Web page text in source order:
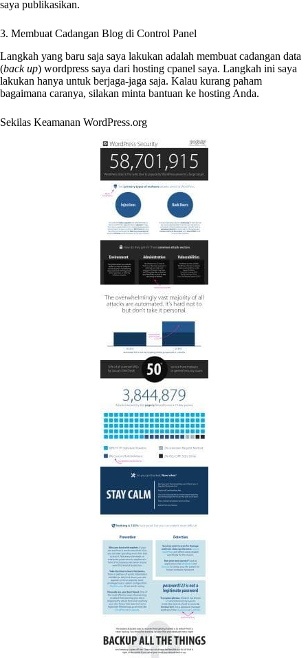
saya publikasikan.
3. Membuat Cadangan Blog di Control Panel
Langkah yang baru saja saya lakukan adalah membuat cadangan data
(back up) wordpress saya dari hosting cpanel saya. Langkah ini saya
lakukan hanya untuk berjaga-jaga saja. Kalau kurang paham
bagaimana caranya, silakan minta bantuan ke hosting Anda.
Sekilas Keamanan WordPress.org